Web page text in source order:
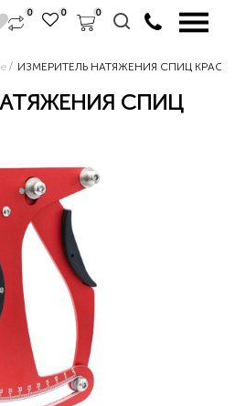
0 0 0
ИЗМЕРИТЕЛЬ НАТЯЖЕНИЯ СПИЦ
СПИЦ